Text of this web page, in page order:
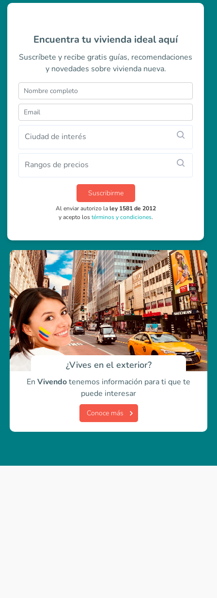
Encuentra tu vivienda ideal aquí
Suscríbete y recibe gratis guías, recomendaciones
y novedades sobre vivienda nueva.
Ciudad de interés
Rangos de precios
Suscribirme
Al enviar autorizo laley 1581 de 2012
y acepto lostérminos y condiciones.
¿Vives en el exterior?
En Vivendotenemos información para ti que te
puede interesar
Conoce más